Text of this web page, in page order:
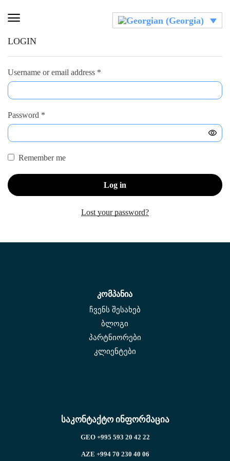
LOGIN
Username or email address *
Password *
Remember me
Log in
Lost your password?
კომპანია
ჩვენს შესახებ
ბლოგი
პარტნიორები
კლიენტები
საკონტაქტო ინფორმაცია
GEO +995 593 20 42 22
AZE +994 70 230 40 06